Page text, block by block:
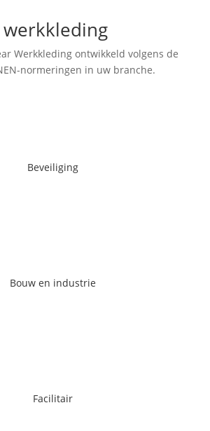
Werkkleding ontwikkeld volgens de
normeringen in uw branche.
Beveiliging
Bouw en industrie
Facilitair